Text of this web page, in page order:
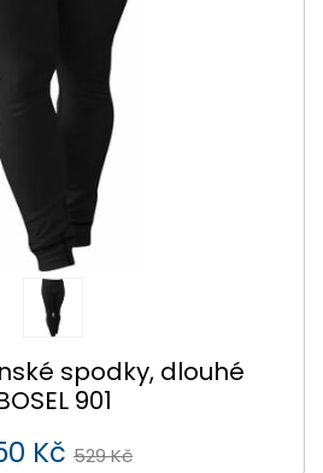
spodky, dlouhé
901
Kč 529 Kč